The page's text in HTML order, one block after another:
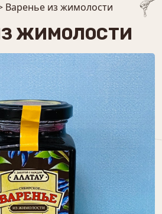
Варенье из жимолости
ЖИМОЛОСТИ